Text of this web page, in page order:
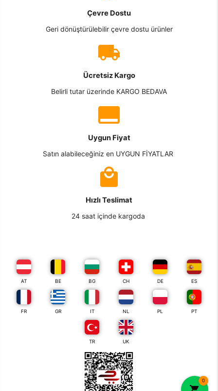
0
Çevre Dostu
Geri dönüştürülebilir çevre dostu ürünler
Ücretsiz Kargo
Belirli tutar üzerinde KARGO BEDAVA
Uygun Fiyat
Satın alabileceğiniz en UYGUN FİYATLAR
Hızlı Teslimat
24 saat içinde kargoda
AT BE BG CH DE ES
FR GR IT NL PL PT
TR UK